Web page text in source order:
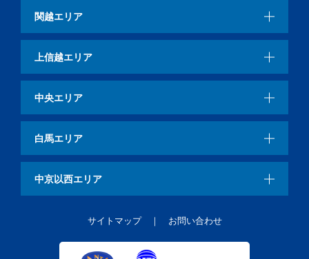
関越エリア
上信越エリア
中央エリア
白馬エリア
中京以西エリア
サイトマップ お問い合わせ